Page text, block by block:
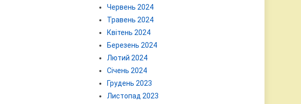
Червень 2024
Травень 2024
Квітень 2024
Березень 2024
Лютий 2024
Січень 2024
Грудень 2023
Листопад 2023